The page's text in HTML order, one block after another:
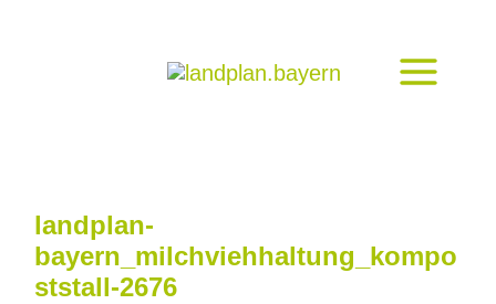
landplan-
bayern_milchviehhaltung_kompo
ststall-2676